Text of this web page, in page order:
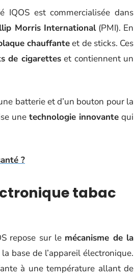
IQOS est commercialisée dans
Morris International(PMI). En
chauffanteet de sticks. Ces
de cigaretteset contiennent un
batterie et d’un bouton pour la
unetechnologie innovante qui
?
tabac
repose sur le mécanisme de la
base de l’appareil électronique.
à une température allant de